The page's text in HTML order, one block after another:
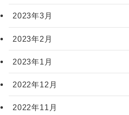
2023年3月
2023年2月
2023年1月
2022年12月
2022年11月